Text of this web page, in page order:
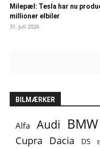
Milepæl: Tesla har nu
millioner elbiler
31. juli 2026
BILMÆRKER
Alfa Audi BMW
Cupra Dacia DS